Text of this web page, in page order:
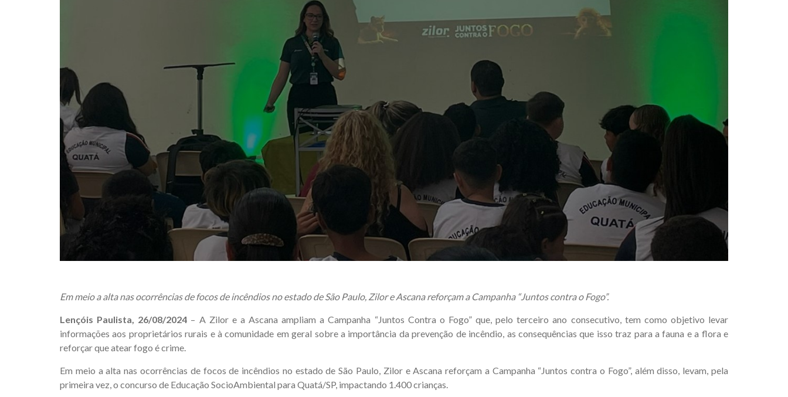
Em meio a alta nas ocorrências de focos de incêndios no estado de São Paulo, Zilor e Ascana reforçam a Campanha “Juntos contra o Fogo”.
Lençóis Paulista, 26/08/2024 – A Zilor e a Ascana ampliam a Campanha “Juntos Contra o Fogo” que, pelo terceiro ano consecutivo, tem como objetivo levar
informações aos proprietários rurais e à comunidade em geral sobre a importância da prevenção de incêndio, as consequências que isso traz para a fauna e a flora e
reforçar que atear fogo é crime.
Em meio a alta nas ocorrências de focos de incêndios no estado de São Paulo, Zilor e Ascana reforçam a Campanha “Juntos contra o Fogo”, além disso, levam, pela
primeira vez, o concurso de Educação SocioAmbiental para Quatá/SP, impactando 1.400 crianças.